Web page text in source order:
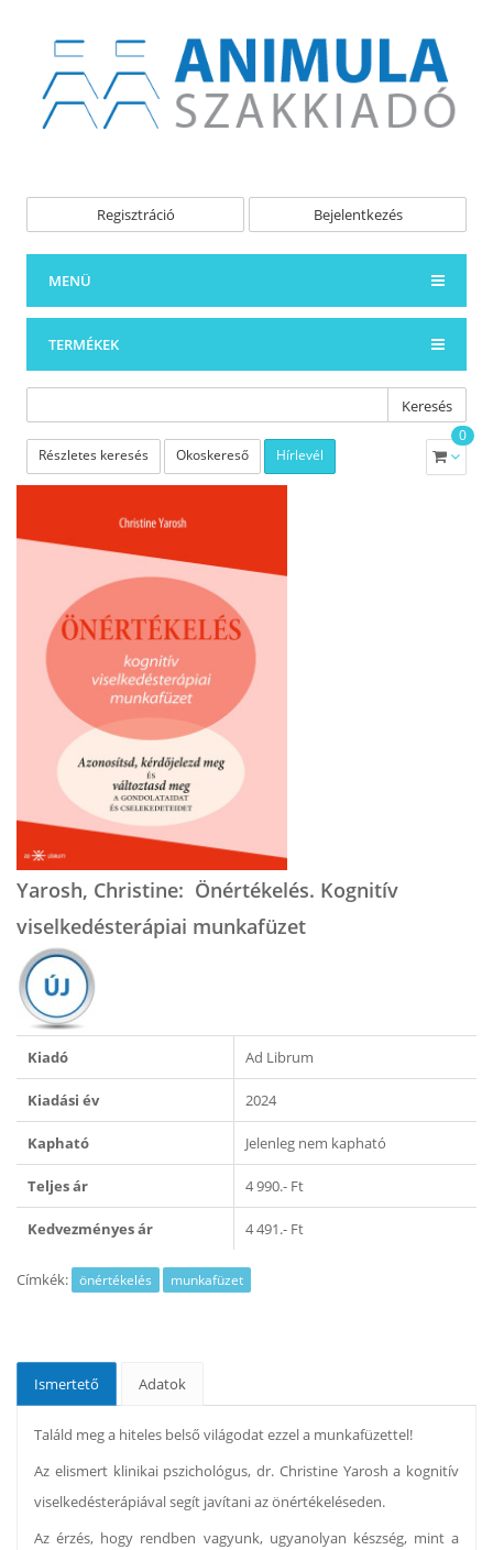
Regisztráció Bejelentkezés
MENÜ
TERMÉKEK
Keresés
Részletes keresés Okoskereső Hírlevél
0
Yarosh, Christine: Önértékelés. Kognitív
viselkedésterápiai munkafüzet
Kiadó Ad Librum
Kiadási év 2024
Kapható Jelenleg nem kapható
Teljes ár 4 990.- Ft
Kedvezményes ár 4 491.- Ft
Címkék: önértékelés munkafüzet
Ismertető Adatok
Találd meg a hiteles belső világodat ezzel a munkafüzettel!
Az elismert klinikai pszichológus, dr. Christine Yarosh a kognitív
viselkedésterápiával segít javítani az önértékeléseden.
Az érzés, hogy rendben vagyunk, ugyanolyan készség, mint a